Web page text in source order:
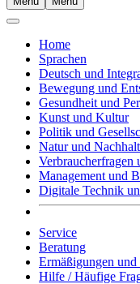
Home
Sprachen
Deutsch und
Bewegung und
Gesundheit und
Kunst und Kultur
Politik und
Natur und
Verbraucherfragen
Management und
Digitale Technik
Service
Beratung
Ermäßigungen
Hilfe / Häufige